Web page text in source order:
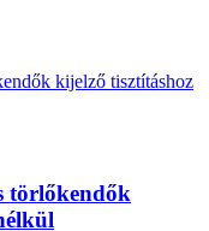
törlőkendők